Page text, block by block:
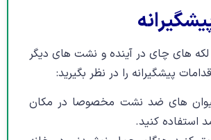
لکه های چای در آینده و نشت های دیگر
پیشگیرانه را در نظر بگیرید:
لیوان های ضد نشت مخصوصا در مکان
استفاده کنید.